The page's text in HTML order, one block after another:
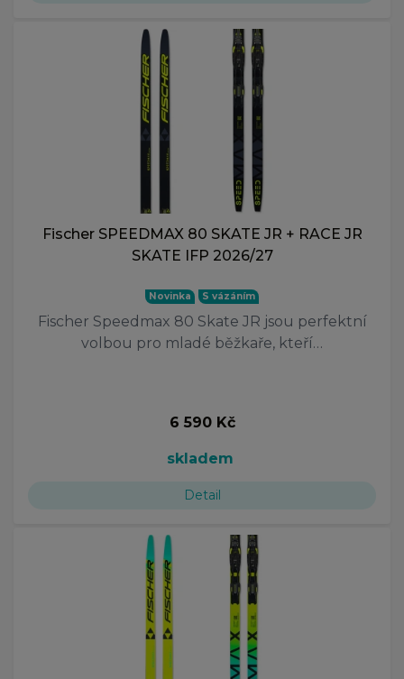
Fischer SPEEDMAX 80 SKATE JR + RACE JR
SKATE IFP 2026/27
Novinka S vázáním
Fischer Speedmax 80 Skate JR jsou perfektní
volbou pro mladé běžkaře, kteří…
6 590 Kč
skladem
Detail